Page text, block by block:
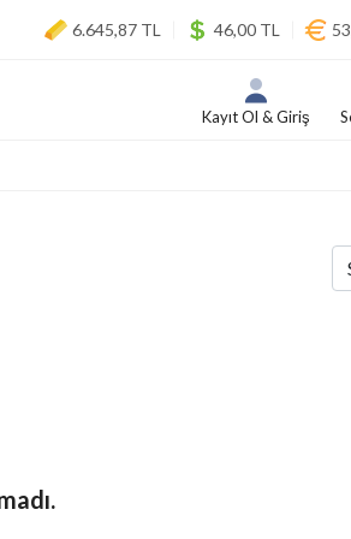
6.645,87 TL 46,00 TL
Kayıt Ol & Giriş